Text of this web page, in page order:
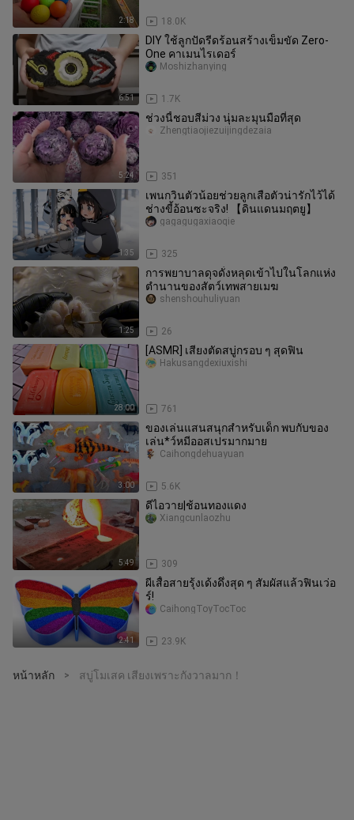
2:18 18.0K
6:51
DIY ใช้ลูกปัดรีดร้อนสร้างเข็มขัด Zero-
One คาเมนไรเดอร์
1.7K
Moshizhanying
5:24
ช่วงนี้ชอบสีม่วง นุ่มละมุนมือที่สุด
351
Zhengtiaojiezuijingdezaia
1:35
เพนกวินตัวน้อยช่วยลูกเสือตัวน่ารักไว้ได้
ช่างขี้อ้อนซะจริง! 【ดินแดนมฤตยู】
325
gagagugaxiaoqie
1:25
การพยาบาลดุจดั่งหลุดเข้าไปในโลกแห่ง
ตำนานของสัตว์เทพสายเมฆ
26
shenshouhuliyuan
28:00
[ASMR] เสียงตัดสบู่กรอบ ๆ สุดฟิน
761
Hakusangdexiuxishi
3:00
ของเล่นแสนสนุกสำหรับเด็ก พบกับของ
เล่น*ว์หมีออสเปรมากมาย
5.6K
Caihongdehuayuan
5:49
ดีไอวาย|ช้อนทองแดง
309
Xiangcunlaozhu
2:41
ผีเสื้อสายรุ้งเด้งดึ๋งสุด ๆ สัมผัสแล้วฟินเว่อ
ร์!
23.9K
CaihongToyTocToc
หน้าหลัก > สบู่โมเสค เสียงเพราะกังวาลมาก！